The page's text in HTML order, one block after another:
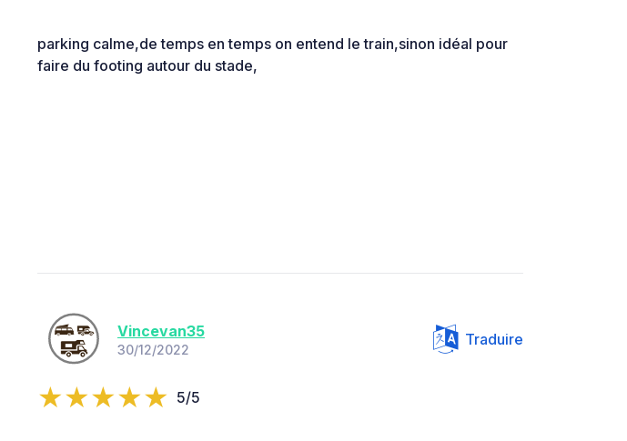
parking calme,de temps en temps on entend le train,sinon idéal pour
faire du footing autour du stade,
Vincevan35
30/12/2022
Traduire
5/5